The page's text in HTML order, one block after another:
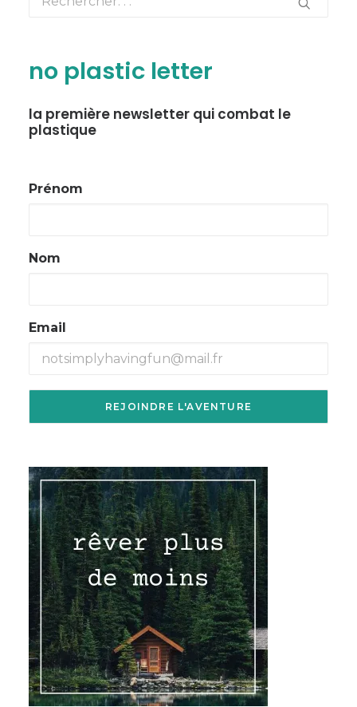
no plastic letter
la première newsletter qui combat le
plastique
Prénom
Nom
Email